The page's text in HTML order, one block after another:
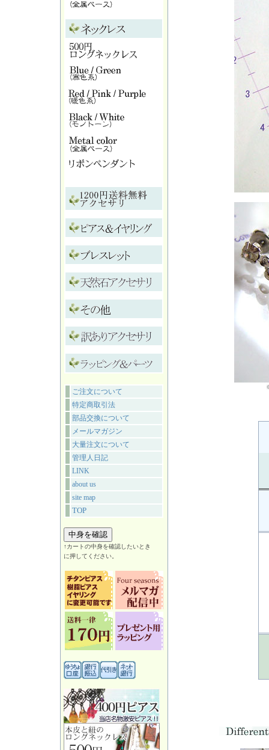
ご注文について
特定商取引法
部品交換について
メールマガジン
大量注文について
管理人日記
LINK
about us
site map
TOP
↑カートの中身を確認したいとき
に押してください。